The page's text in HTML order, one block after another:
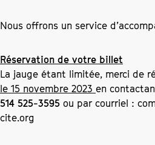
Nous offrons un service
Réservation de votre billet
La jauge étant limitée, merci de
le 15 novembre 2023 en
514 525-3595 ou par courriel :
cite.org